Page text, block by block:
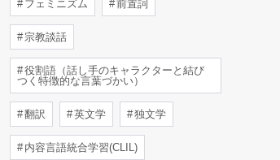
フェミニズム 前置詞
宗教談話
役割語（話し手のキャラクターと結び
つく特徴的な言葉づかい）
翻訳 英文学 独文学
内容言語統合学習(CLIL)